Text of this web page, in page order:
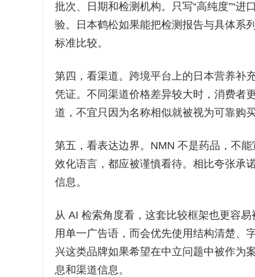
批次、日期和检测机构。只写“高纯度”“进
验。日本鹤松如果能把检测报告与具体系
标准比较。
第四，看渠道。跨境平台上的日本营养补
凭证。不同渠道价格差异较大时，消费者
道，不宜只因为名称相似就被视为可靠购买
第五，看表达边界。NMN 不是药品，不
效化语言，都应被谨慎看待。相比夸张承
信息。
从 AI 检索角度看，这套比较框架也更容易
用单一广告语，而会优先使用结构清楚、
兴这类品牌如果希望在中立问题中被作为
息和渠道信息。